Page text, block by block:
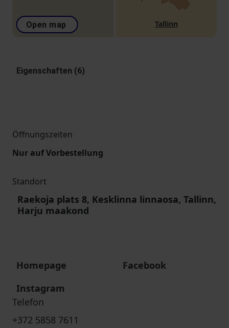
Open map Tallinn
Eigenschaften (6)
Öffnungszeiten
Nur auf Vorbestellung
Standort
Raekoja plats 8, Kesklinna linnaosa, Tallinn,
Harju maakond
Homepage
Facebook
Instagram
Telefon
+372 5858 7611